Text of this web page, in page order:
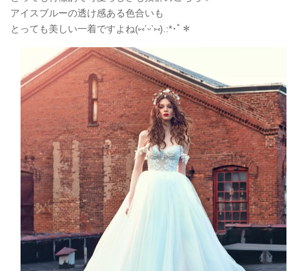
アイスブルーの透け感ある色合いも
とっても美しい一着ですよね(⑅ˊᵕˋ⑅).:*･ﾟ＊